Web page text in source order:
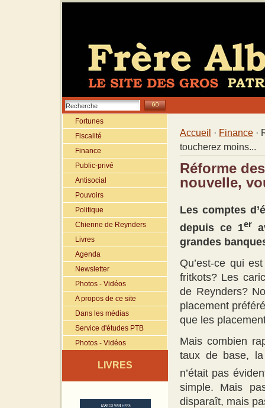
Fortunes
Fiscalité
Finance
Public-privé
Antisocial
Pouvoirs
Politique
Chienne de Reynders
Livres
Agenda
Newsletter
Photos - Vidéos
A propos de ce site
Dans les médias
Service d'études PTB
Photos - Vidéos
LIVRES
Accueil · Finance ·
toucherez moins...
Réforme
nouvelle,
Les comptes
depuis ce 1er
grandes
Qu’est-ce qui
fritkots? Les
de Reynders?
placement
que les
Mais combien
taux de base,
n’était pas
simple. Mais
disparaît, mais